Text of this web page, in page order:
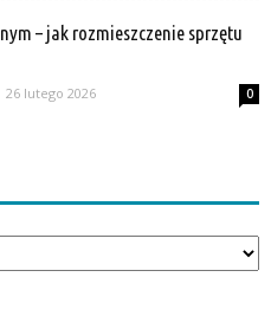
– jak rozmieszczenie sprzętu
26 lutego 2026 0